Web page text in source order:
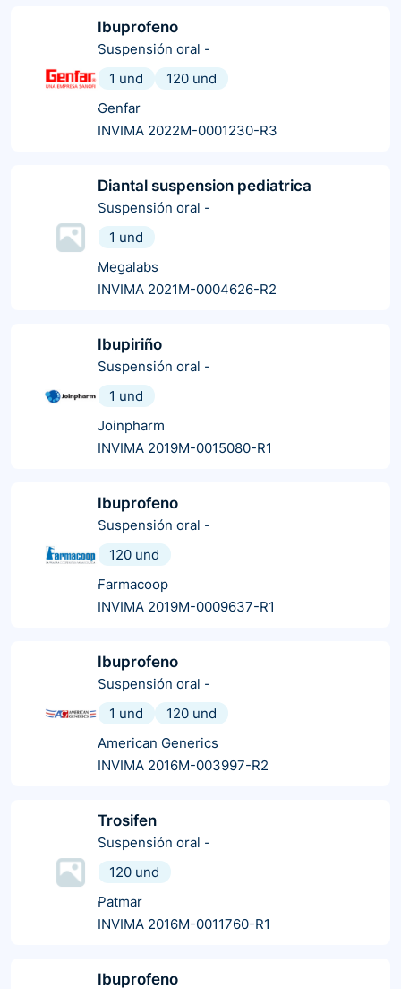
Ibuprofeno
Suspensión oral -
1 und
120 und
Genfar
INVIMA 2022M-0001230-R3
Diantal suspension pediatrica
Suspensión oral -
1 und
Megalabs
INVIMA 2021M-0004626-R2
Ibupiriño
Suspensión oral -
1 und
Joinpharm
INVIMA 2019M-0015080-R1
Ibuprofeno
Suspensión oral -
120 und
Farmacoop
INVIMA 2019M-0009637-R1
Ibuprofeno
Suspensión oral -
1 und
120 und
American Generics
INVIMA 2016M-003997-R2
Trosifen
Suspensión oral -
120 und
Patmar
INVIMA 2016M-0011760-R1
Ibuprofeno